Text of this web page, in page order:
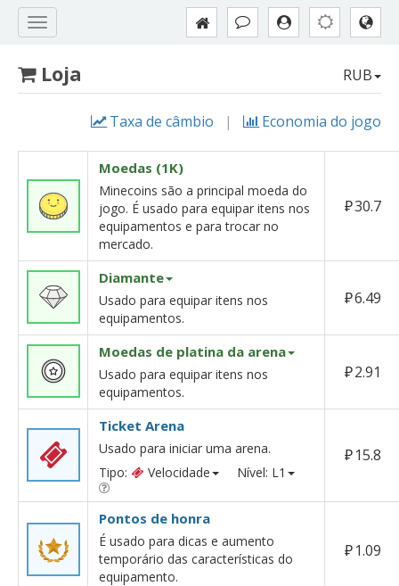
Loja RUB
Taxa de câmbio | Economia do jogo
Moedas (1K)
Minecoins são a principal moeda do
jogo. É usado para equipar itens nos
equipamentos e para trocar no
mercado.
₽30.7
Diamante
Usado para equipar itens nos
equipamentos.
₽6.49
Moedas de platina da arena
Usado para equipar itens nos
equipamentos.
₽2.91
Ticket Arena
Usado para iniciar uma arena.
Tipo:
Velocidade Nível: L1
₽ 15.8
Pontos de honra
É usado para dicas e aumento
temporário das características do
equipamento.
₽ 1.09